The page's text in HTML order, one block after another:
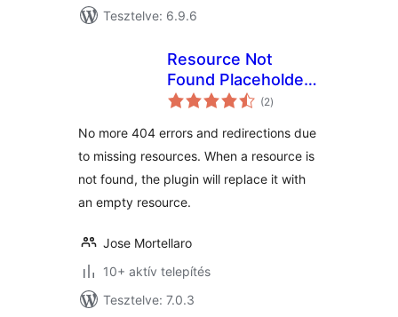
Tesztelve: 6.9.6
Resource Not
Found Placeholder |
Prevent
not foud resources
(2értékelés
összesen
)
No more 404 errors and redirections due
to missing resources. When a resource is
not found, the plugin will replace it with
an empty resource.
Jose Mortellaro
10+ aktív telepítés
Tesztelve: 7.0.3